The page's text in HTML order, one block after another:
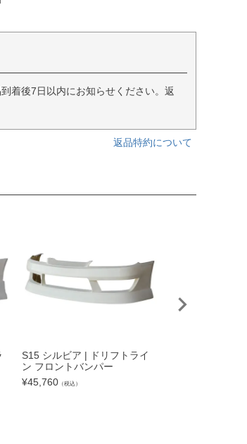
着後7日以内にお知らせください。返
返品特約について
S15 シルビア | ドリフトライ
ン フロントバンパー
¥45,760 （税込）